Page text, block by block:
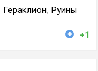
Гераклион, Руины
+1